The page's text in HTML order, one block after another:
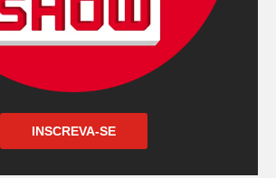
INSCREVA-SE